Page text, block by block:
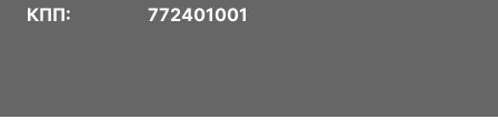
КПП:
772401001